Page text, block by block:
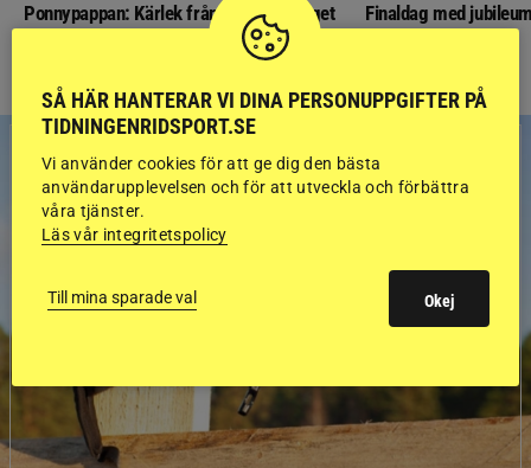
Ponnypappan: Kärlek från första gnägget Finaldag med
SÅ HÄR HANTERAR VI DINA PERSONUPPGIFTER PÅ
TIDNINGENRIDSPORT.SE
Vi använder cookies för att ge dig den bästa
användarupplevelsen och för att utveckla och förbättra
våra tjänster.
Läs vår integritetspolicy
Till mina sparade val Okej